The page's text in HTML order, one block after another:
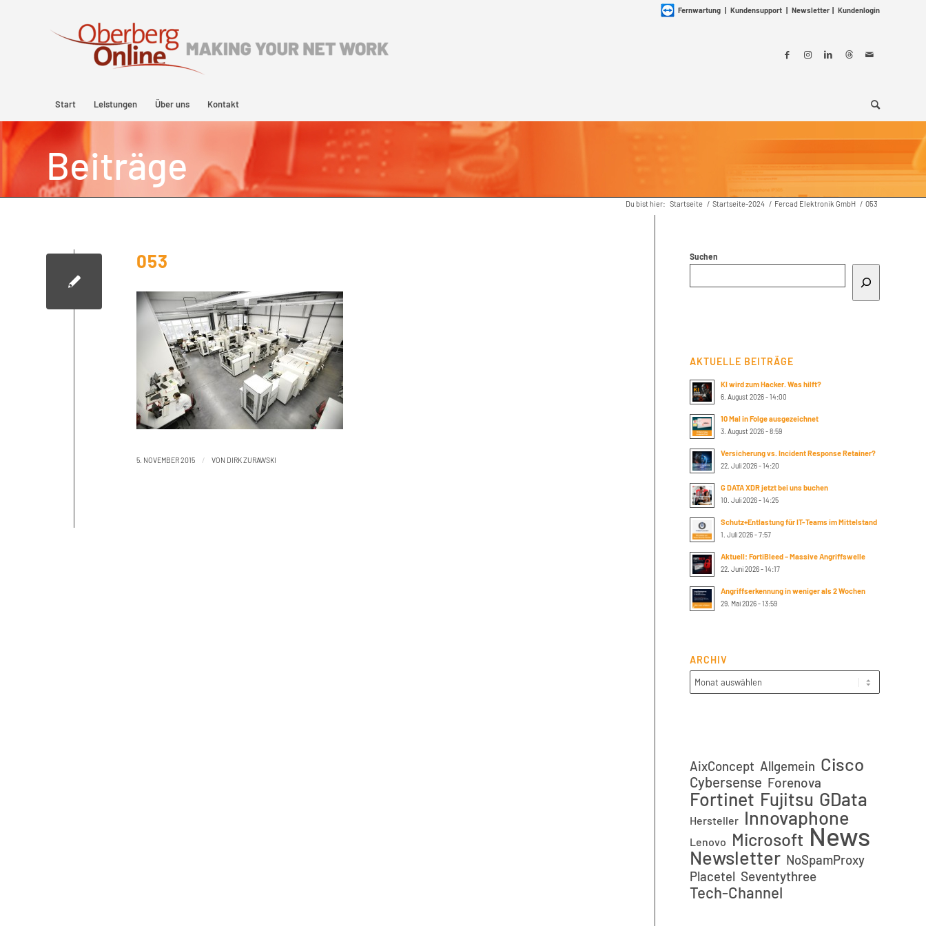
Fernwartung | Kundensupport | Newsletter | Kundenlogin
Start Leistungen Über uns Kontakt
Beiträge
Du bist hier: Startseite / Startseite-2024 / Fercad Elektronik GmbH / 053
053
5. NOVEMBER 2015 / VON DIRK ZURAWSKI
Suchen
AKTUELLE BEITRÄGE
KI wird zum Hacker. Was hilft?
6. August 2026 - 14:00
10 Mal in Folge ausgezeichnet
3. August 2026 - 8:59
Versicherung vs. Incident Response Retainer?
22. Juli 2026 - 14:20
G DATA XDR jetzt bei uns buchen
10. Juli 2026 - 14:25
Schutz+Entlastung für IT-Teams im Mittelstand
1. Juli 2026 - 7:57
Aktuell: FortiBleed – Massive Angriffswelle
22. Juni 2026 - 14:17
Angriffserkennung in weniger als 2 Wochen
29. Mai 2026 - 13:59
ARCHIV
AixConcept Allgemein Cisco
Cybersense Forenova
Fortinet Fujitsu GData
Hersteller Innovaphone
Lenovo Microsoft News
Newsletter NoSpamProxy
Placetel Seventythree
Tech-Channel